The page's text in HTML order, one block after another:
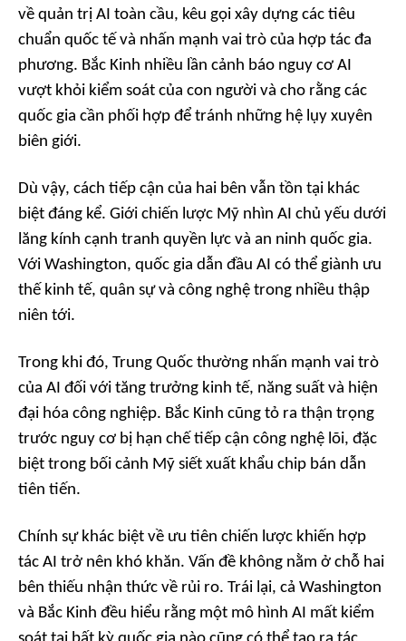
về quản trị AI toàn cầu, kêu gọi xây dựng các tiêu
chuẩn quốc tế và nhấn mạnh vai trò của hợp tác đa
phương. Bắc Kinh nhiều lần cảnh báo nguy cơ AI
vượt khỏi kiểm soát của con người và cho rằng các
quốc gia cần phối hợp để tránh những hệ lụy xuyên
biên giới.
Dù vậy, cách tiếp cận của hai bên vẫn tồn tại khác
biệt đáng kể. Giới chiến lược Mỹ nhìn AI chủ yếu dưới
lăng kính cạnh tranh quyền lực và an ninh quốc gia.
Với Washington, quốc gia dẫn đầu AI có thể giành ưu
thế kinh tế, quân sự và công nghệ trong nhiều thập
niên tới.
Trong khi đó, Trung Quốc thường nhấn mạnh vai trò
của AI đối với tăng trưởng kinh tế, năng suất và hiện
đại hóa công nghiệp. Bắc Kinh cũng tỏ ra thận trọng
trước nguy cơ bị hạn chế tiếp cận công nghệ lõi, đặc
biệt trong bối cảnh Mỹ siết xuất khẩu chip bán dẫn
tiên tiến.
Chính sự khác biệt về ưu tiên chiến lược khiến hợp
tác AI trở nên khó khăn. Vấn đề không nằm ở chỗ hai
bên thiếu nhận thức về rủi ro. Trái lại, cả Washington
và Bắc Kinh đều hiểu rằng một mô hình AI mất kiểm